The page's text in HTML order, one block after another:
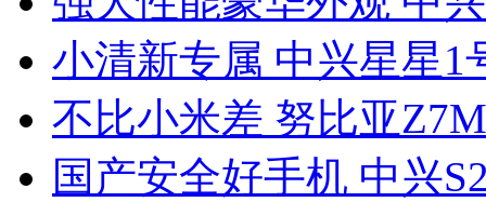
小清新专属 中兴星星1
不比小米差 努比亚
国产安全好手机 中兴